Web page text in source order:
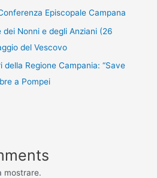
Episcopale Campana
dei Nonni e degli Anziani (26
del Vescovo
Regione Campania: “Save
a Pompei
mostrare.